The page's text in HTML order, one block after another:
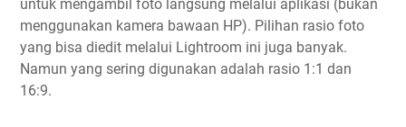
untuk mengambil foto langsung melalui aplikasi (bukan
menggunakan kamera bawaan HP). Pilihan rasio foto
yang bisa diedit melalui Lightroom ini juga banyak.
Namun yang sering digunakan adalah rasio 1:1 dan
16:9.